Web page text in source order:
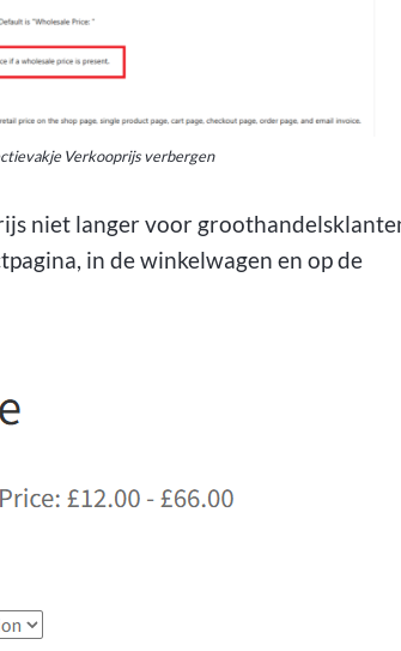
Verkooprijs verbergen
niet langer voor
in de winkelwagen en op de